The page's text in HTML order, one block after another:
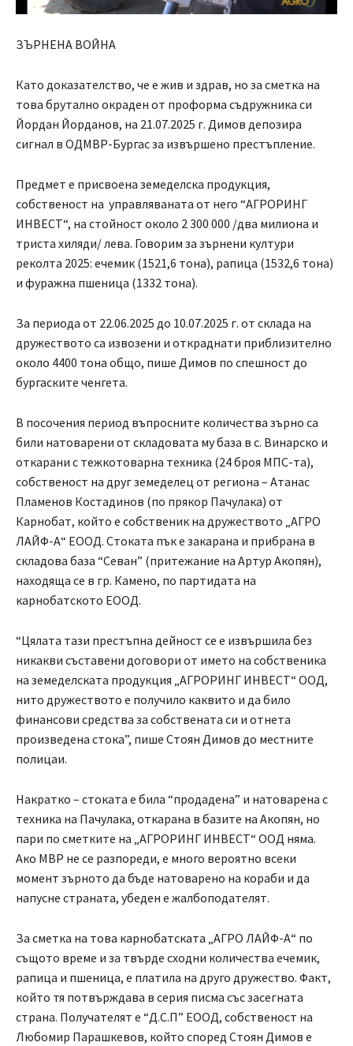
ЗЪРНЕНА ВОЙНА
Като доказателство, че е жив и здрав, но за сметка на
това брутално окраден от проформа съдружника си
Йордан Йорданов, на 21.07.2025 г. Димов депозира
сигнал в ОДМВР-Бургас за извършено престъпление.
Предмет е присвоена земеделска продукция,
собственост на управляваната от него “АГРОРИНГ
ИНВЕСТ“, на стойност около 2 300 000 /два милиона и
триста хиляди/ лева. Говорим за зърнени култури
реколта 2025: ечемик (1521,6 тона), рапица (1532,6 тона)
и фуражна пшеница (1332 тона).
За периода от 22.06.2025 до 10.07.2025 г. от склада на
дружеството са извозени и откраднати приблизително
около 4400 тона общо, пише Димов по спешност до
бургаските ченгета.
В посочения период въпросните количества зърно са
били натоварени от складовата му база в с. Винарско и
откарани с тежкотоварна техника (24 броя МПС-та),
собственост на друг земеделец от региона – Атанас
Пламенов Костадинов (по прякор Пачулака) от
Карнобат, който е собственик на дружеството „АГРО
ЛАЙФ-А“ ЕООД. Стоката пък е закарана и прибрана в
складова база “Севан” (притежание на Артур Акопян),
находяща се в гр. Камено, по партидата на
карнобатското ЕООД.
“Цялата тази престъпна дейност се е извършила без
никакви съставени договори от името на собственика
на земеделската продукция „АГРОРИНГ ИНВЕСТ“ ООД,
нито дружеството е получило каквито и да било
финансови средства за собствената си и отнета
произведена стока”, пише Стоян Димов до местните
полицаи.
Накратко – стоката е била “продадена” и натоварена с
техника на Пачулака, откарана в базите на Акопян, но
пари по сметките на „АГРОРИНГ ИНВЕСТ“ ООД няма.
Ако МВР не се разпореди, е много вероятно всеки
момент зърното да бъде натоварено на кораби и да
напусне страната, убеден е жалбоподателят.
За сметка на това карнобатската „АГРО ЛАЙФ-А“ по
същото време и за твърде сходни количества ечемик,
рапица и пшеница, е платила на друго дружество. Факт,
който тя потвърждава в серия писма със засегната
страна. Получателят е “Д.С.П” ЕООД, собственост на
Любомир Парашкевов, който според Стоян Димов е